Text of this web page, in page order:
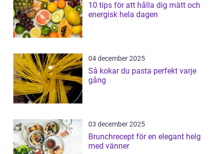
10 tips för att hålla dig mätt och
energisk hela dagen
04 december 2025
Så kokar du pasta perfekt varje
gång
03 december 2025
Brunchrecept för en elegant helg
med vänner